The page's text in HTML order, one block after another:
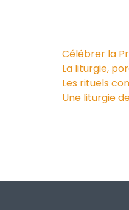
Célébrer la
La liturgie,
Les rituels
Une liturgie